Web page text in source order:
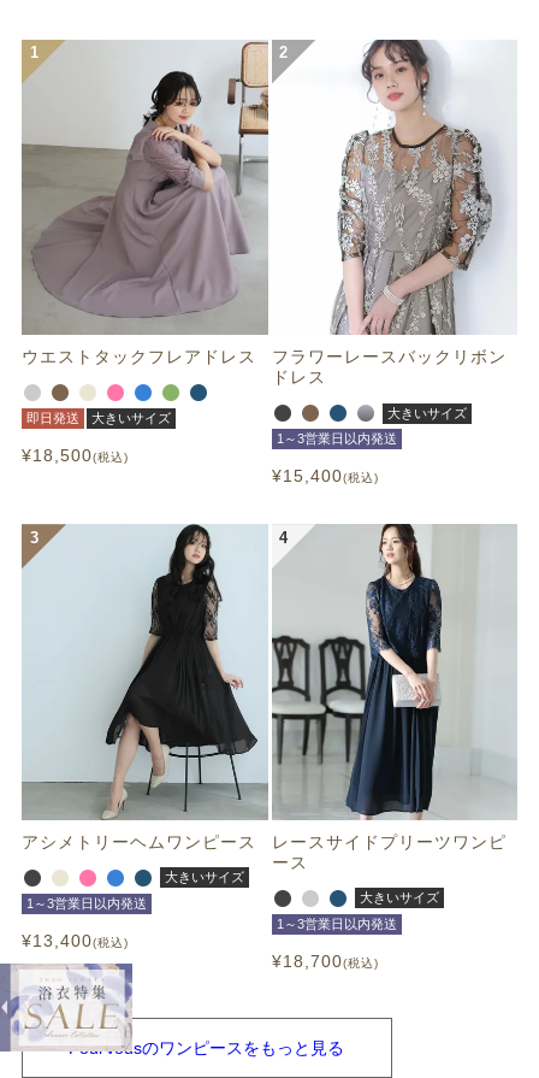
ウエストタックフレアドレス
即日発送 大きいサイズ
¥18,500 税込
フラワーレースバックリボン
ドレス
大きいサイズ
1～3営業日以内発送
¥15,400 税込
アシメトリーヘムワンピース
大きいサイズ
1～3営業日以内発送
¥13,400 税込
レースサイドプリーツワンピ
ース
大きいサイズ
1～3営業日以内発送
¥18,700 税込
PourVousのワンピースをもっと見る